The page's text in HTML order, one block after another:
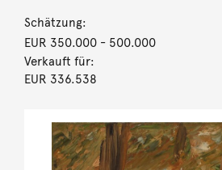
Schätzung:
EUR 350.000- 500.000
Verkauft für:
EUR 336.538